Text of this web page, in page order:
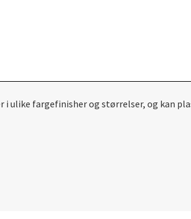
ulike fargefinisher og størrelser, og kan